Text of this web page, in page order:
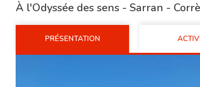
À l'Odyssée des sens - Sarran -
PRÉSENTATION